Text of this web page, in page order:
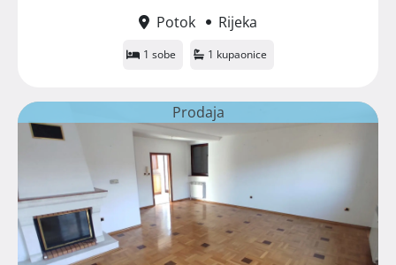
Potok
Rijeka
1 sobe 1 kupaonice
Prodaja